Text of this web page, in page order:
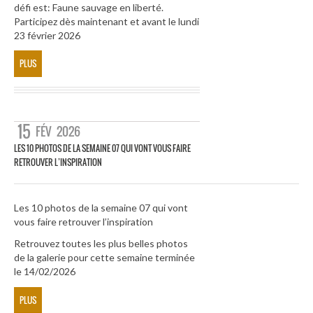
défi est: Faune sauvage en liberté.
Participez dès maintenant et avant le lundi
23 février 2026
PLUS
15 FÉV 2026
LES 10 PHOTOS DE LA SEMAINE 07 QUI VONT VOUS FAIRE
RETROUVER L’INSPIRATION
Les 10 photos de la semaine 07 qui vont
vous faire retrouver l’inspiration
Retrouvez toutes les plus belles photos
de la galerie pour cette semaine terminée
le 14/02/2026
PLUS